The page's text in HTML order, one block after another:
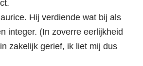
Hij verdiende wat bij als
integer. (In zoverre eerlijkheid
zakelijk gerief, ik liet mij dus